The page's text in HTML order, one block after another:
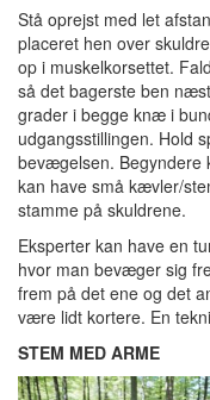
Stå oprejst med let
placeret hen over
op i muskelkorsettet.
så det bagerste ben
grader i begge knæ i
udgangsstillingen. Hold
bevægelsen.
kan have små kævler/
stamme på skuldrene.
Eksperter kan have en
hvor man bevæger sig
frem på det ene og det
være lidt kortere. En
STEM MED ARME